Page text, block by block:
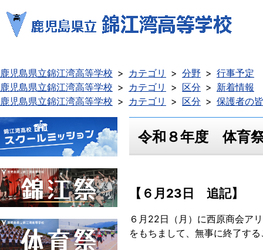
鹿児島県立錦江湾高等学校 カテゴリ 分野
行事予定
鹿児島県立錦江湾高等学校
カテゴリ 区分
新着情報
鹿児島県立錦江湾高等学校
カテゴリ 区分 保護者の
令和８年度 体育
【６月23日 追記】
６月22日（月）に西原商会ア
をもちまして、無事に終了す